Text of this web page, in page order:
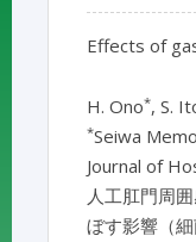
Effects of
H. Ono*, S.
*Seiwa
Journal of
人工肛門周
ぼす影響（